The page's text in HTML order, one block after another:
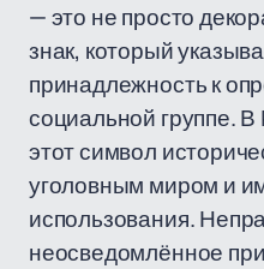
— это не просто
знак, который
принадлежность к
социальной группе.
этот символ
уголовным миром и
использования.
неосведомлённое